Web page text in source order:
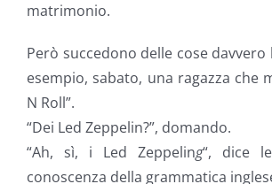
matrimonio.
Però succedono delle cose
esempio, sabato, una ragazza che
N Roll”.
“Dei Led Zeppelin?”, domando.
“Ah, sì, i Led Zeppeling“, dice
conoscenza della grammatica